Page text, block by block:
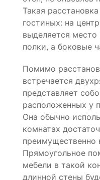
Такая
гостиных: на
выделяется
полки, а боковые
Помимо
встречается
представляет
расположенных у
Она обычно
комнатах
преимущественно
Прямоугольное
мебели в такой
длинной стены